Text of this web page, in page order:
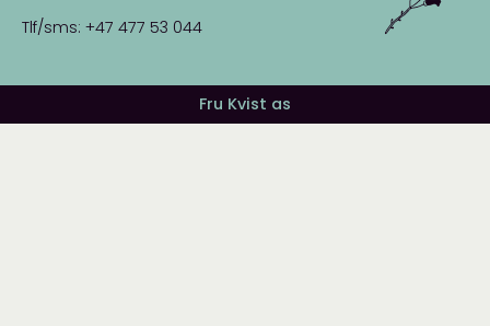
Tlf/sms: +47 477 53 044
Fru Kvist as